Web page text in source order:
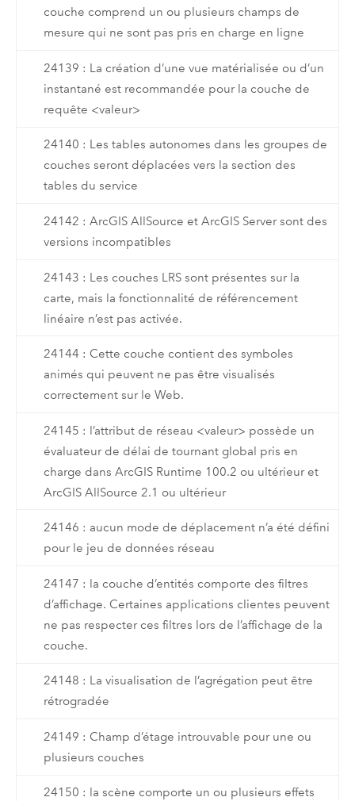
couche comprend un ou plusieurs champs de
mesure qui ne sont pas pris en charge en ligne
24139 : La création d’une vue matérialisée ou d’un
instantané est recommandée pour la couche de
requête <valeur>
24140 : Les tables autonomes dans les groupes de
couches seront déplacées vers la section des
tables du service
24142 : ArcGIS AllSource et ArcGIS Server sont des
versions incompatibles
24143 : Les couches LRS sont présentes sur la
carte, mais la fonctionnalité de référencement
linéaire n’est pas activée.
24144 : Cette couche contient des symboles
animés qui peuvent ne pas être visualisés
correctement sur le Web.
24145 : l’attribut de réseau <valeur> possède un
évaluateur de délai de tournant global pris en
charge dans ArcGIS Runtime 100.2 ou ultérieur et
ArcGIS AllSource 2.1 ou ultérieur
24146 : aucun mode de déplacement n’a été défini
pour le jeu de données réseau
24147 : la couche d’entités comporte des filtres
d’affichage. Certaines applications clientes peuvent
ne pas respecter ces filtres lors de l’affichage de la
couche.
24148 : La visualisation de l’agrégation peut être
rétrogradée
24149 : Champ d’étage introuvable pour une ou
plusieurs couches
24150 : la scène comporte un ou plusieurs effets